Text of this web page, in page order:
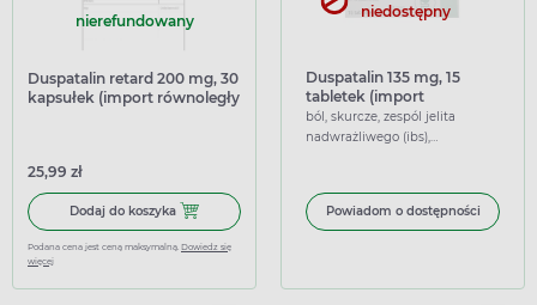
nierefundowany
Duspatalin retard 200 mg, 30
kapsułek (import równoległy
25,99 zł
Dodaj do koszyka Dodaj do koszyka Duspatalin retard 200 mg, 30
Podana cena jest ceną maksymalną. Dowiedz się
więcej
niedostępny
Duspatalin 135 mg, 15
tabletek (import
równoległy Medezin)
ból, skurcze, zespól jelita
nadwrażliwego (ibs),
Powiadom o dostępności